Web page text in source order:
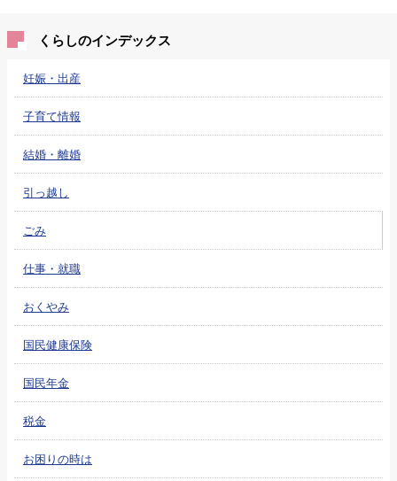
くらしのインデックス
妊娠・出産
子育て情報
結婚・離婚
引っ越し
ごみ
仕事・就職
おくやみ
国民健康保険
国民年金
税金
お困りの時は